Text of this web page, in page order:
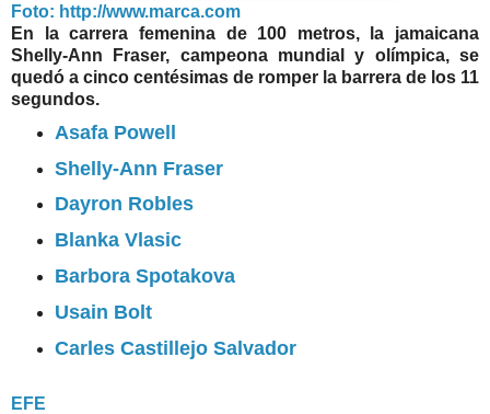
Foto: http://www.marca.com
En la carrera femenina de 100 metros, la jamaicana
Shelly-Ann Fraser, campeona mundial y olímpica, se
quedó a cinco centésimas de romper la barrera de los 11
segundos.
Asafa Powell
Shelly-Ann Fraser
Dayron Robles
Blanka Vlasic
Barbora Spotakova
Usain Bolt
Carles Castillejo Salvador
EFE